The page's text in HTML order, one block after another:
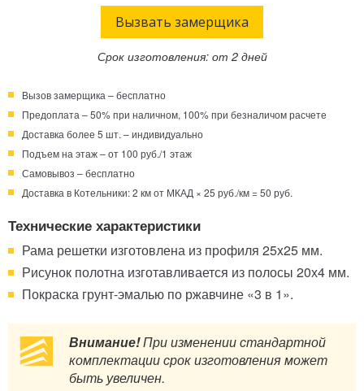
Вызвать замерщика
Срок изготовления: от 2 дней
Вызов замерщика – бесплатно
Предоплата – 50% при наличном, 100% при безналичом расчете
Доставка более 5 шт. – индивидуально
Подъем на этаж – от 100 руб./1 этаж
Самовывоз – бесплатно
Доставка в Котельники: 2 км от МКАД × 25 руб./км = 50 руб.
Технические характеристики
Рама решетки изготовлена из профиля 25x25 мм.
Рисунок полотна изготавливается из полосы 20х4 мм.
Покраска грунт-эмалью по ржавчине «3 в 1».
Внимание!При изменении стандартной
комплектации срок изготовления может
быть увеличен.